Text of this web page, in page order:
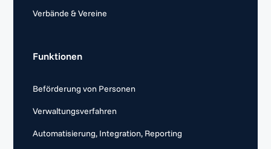
Verbände & Vereine
Funktionen
Beförderung von Personen
Verwaltungsverfahren
Automatisierung, Integration, Reporting